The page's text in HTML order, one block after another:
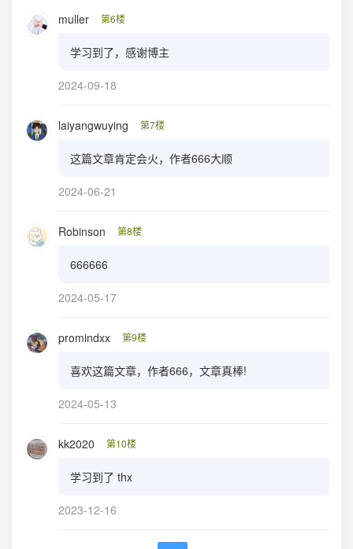
muller 第6楼
学习到了，感谢博主
2024-09-18
laiyangwuying 第7楼
这篇文章肯定会火，作者666大顺
2024-06-21
Robinson 第8楼
666666
2024-05-17
promindxx 第9楼
喜欢这篇文章，作者666，文章真棒!
2024-05-13
kk2020 第10楼
学习到了 thx
2023-12-16